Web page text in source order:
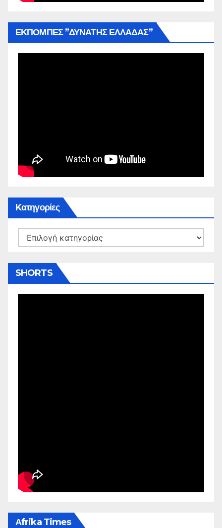
ΕΚΠΟΜΠΕΣ ”ΔΥΝΑΤΗΣ ΕΛΛΑΔΑΣ”
Kατηγορίες
Kατηγορίες
SHORTS
Αfrika Times